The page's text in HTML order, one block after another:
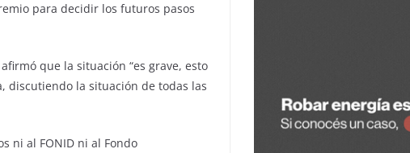
para decidir los futuros pasos
que la situación “es grave, esto
discutiendo la situación de todas las
ni al FONID ni al Fondo